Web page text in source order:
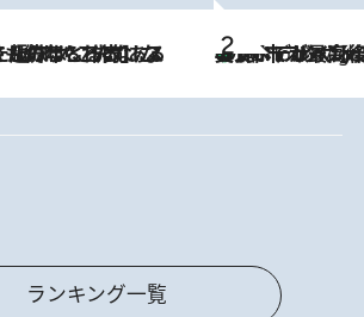
10 Hours Ago
美食、デザイン、ホスピタリティのすべてが最高峰！ ノルウェー第4の都市スタヴァンゲルの
ランキング一覧